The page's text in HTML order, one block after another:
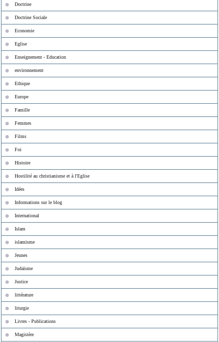
Doctrine
Doctrine Sociale
Economie
Eglise
Enseignement - Education
environnement
Ethique
Europe
Famille
Femmes
Films
Foi
Histoire
Hostilité au christianisme et à l'Eglise
Idées
Informations sur le blog
International
Islam
islamisme
Jeunes
Judaïsme
Justice
littérature
liturgie
Livres - Publications
Magistère